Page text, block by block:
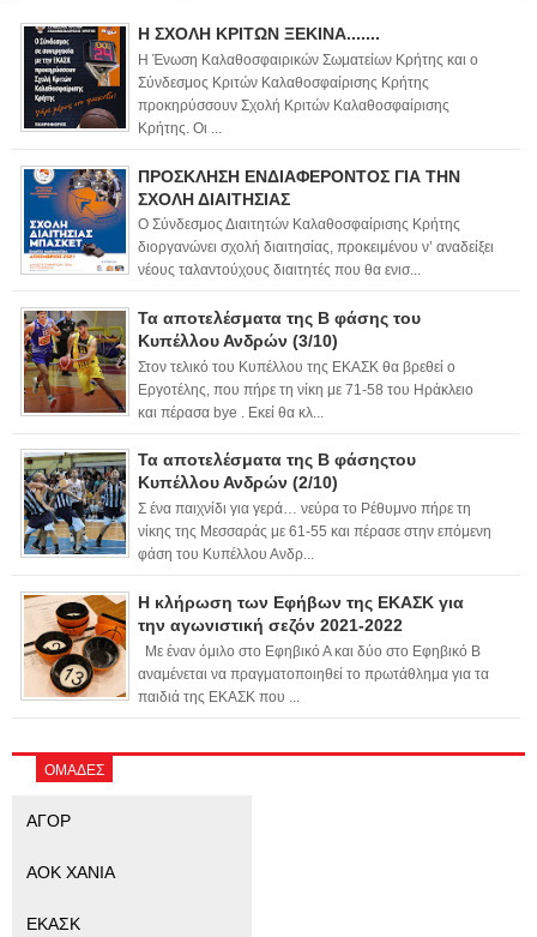
Η ΣΧΟΛΗ ΚΡΙΤΩΝ ΞΕΚΙΝΑ.......
Η Ένωση Καλαθοσφαιρικών Σωματείων Κρήτης και ο
Σύνδεσμος Κριτών Καλαθοσφαίρισης Κρήτης
προκηρύσσουν Σχολή Κριτών Καλαθοσφαίρισης
Κρήτης. Οι ...
ΠΡΟΣΚΛΗΣΗ ΕΝΔΙΑΦΕΡΟΝΤΟΣ ΓΙΑ ΤΗΝ
ΣΧΟΛΗ ΔΙΑΙΤΗΣΙΑΣ
Ο Σύνδεσμος Διαιτητών Καλαθοσφαίρισης Κρήτης
διοργανώνει σχολή διαιτησίας, προκειμένου ν’ αναδείξει
νέους ταλαντούχους διαιτητές που θα ενισ...
Τα αποτελέσματα της Β φάσης του
Κυπέλλου Ανδρών (3/10)
Στον τελικό του Κυπέλλου της ΕΚΑΣΚ θα βρεθεί ο
Εργοτέλης, που πήρε τη νίκη με 71-58 του Ηράκλειο
και πέρασα bye . Εκεί θα κλ...
Τα αποτελέσματα της Β φάσηςτου
Κυπέλλου Ανδρών (2/10)
Σ ένα παιχνίδι για γερά… νεύρα το Ρέθυμνο πήρε τη
νίκης της Μεσσαράς με 61-55 και πέρασε στην επόμενη
φάση του Κυπέλλου Ανδρ...
Η κλήρωση των Εφήβων της ΕΚΑΣΚ για
την αγωνιστική σεζόν 2021-2022
Με έναν όμιλο στο Εφηβικό Α και δύο στο Εφηβικό Β
αναμένεται να πραγματοποιηθεί το πρωτάθλημα για τα
παιδιά της ΕΚΑΣΚ που ...
ΟΜΑΔΕΣ
ΑΓΟΡ
ΑΟΚ ΧΑΝΙΑ
ΕΚΑΣΚ